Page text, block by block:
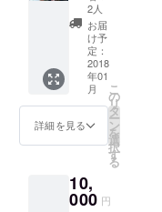
主演女
優俳優
のサイ
ン エン
ドロー
ルクレ
ジット
監督の
作詞作
曲2曲入
りCDプ
ト
2人
お届
け予
定：
2018
年01
月
詳細を見る
こ
の
リ
タ
ー
ン
を
選
択
す
る
10,
000 円